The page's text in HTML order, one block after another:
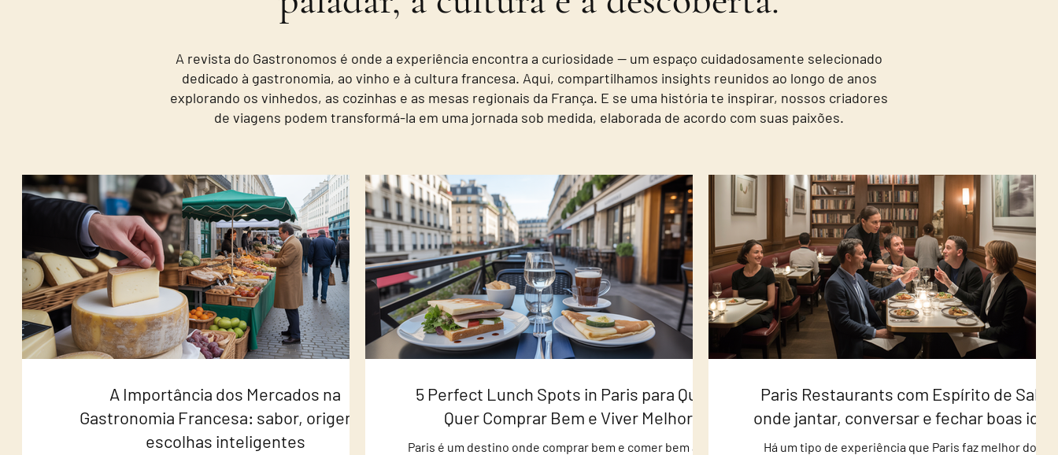
A revista do Gastronomos é onde a experiência encontra a curiosidade — um espaço cuidadosamente selecionado
dedicado à gastronomia, ao vinho e à cultura francesa. Aqui, compartilhamos insights reunidos ao longo de anos
explorando os vinhedos, as cozinhas e as mesas regionais da França. E se uma história te inspirar, nossos criadores
de viagens podem transformá-la em uma jornada sob medida, elaborada de acordo com suas paixões.
A Importância dos Mercados na
Gastronomia Francesa: sabor, origem e
escolhas inteligentes
5 Perfect Lunch Spots in Paris para Quem
Quer Comprar Bem e Viver Melhor
Paris é um destino onde comprar bem e comer bem andam
Paris Restaurants com Espírito de
onde jantar, conversar e fechar boas
Há um tipo de experiência que Paris faz melhor do